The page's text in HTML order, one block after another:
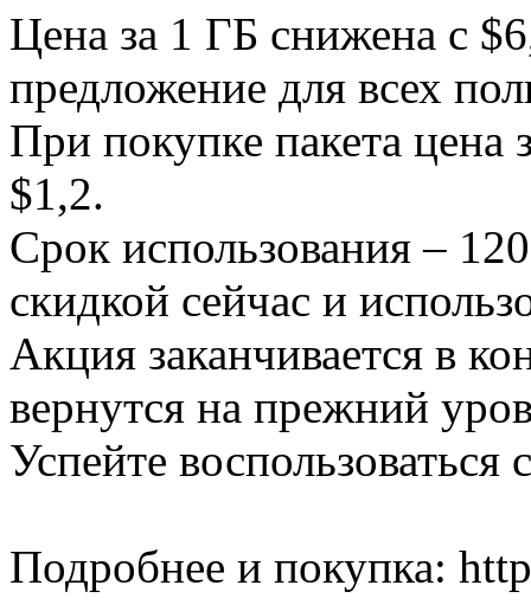
Цена за 1 ГБ снижена с
предложение для всех
При покупке пакета цена
$1,2.
Срок использования –
скидкой сейчас и
Акция заканчивается в
вернутся на прежний
Успейте
Подробнее и покупка: